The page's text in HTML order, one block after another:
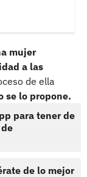
mujer
a las
de ella
se lo propone.
para tener de
de lo mejor